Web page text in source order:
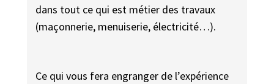
dans tout ce qui est métier des travaux
(maçonnerie, menuiserie, électricité…).
Ce qui vous fera engranger de l’expérience